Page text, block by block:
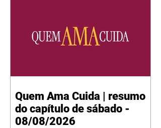
Quem Ama Cuida | resumo
do capítulo de sábado -
08/08/2026